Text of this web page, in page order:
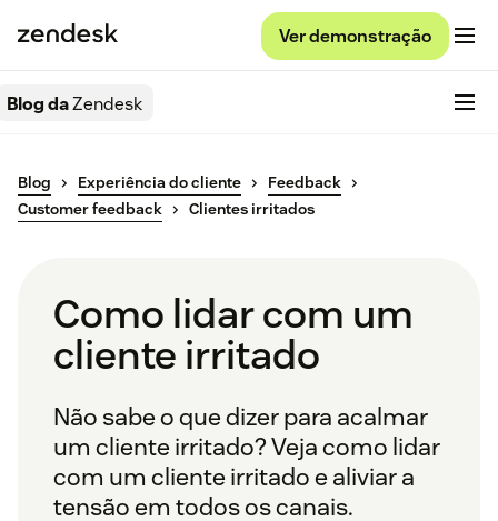
Ver demonstração
Blog daZendesk
Blog Experiência do cliente
Feedback
Customer feedback
Clientes irritados
Como lidar com um
cliente irritado
Não sabe o que dizer para acalmar
um cliente irritado? Veja como lidar
com um cliente irritado e aliviar a
tensão em todos os canais.